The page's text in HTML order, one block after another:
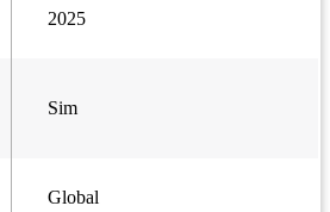
2025
Sim
Global